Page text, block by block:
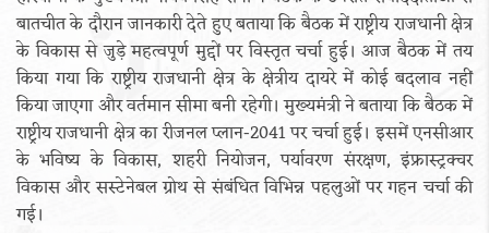
बातचीत के दौरान जानकारी देते हुए बताया कि बैठक में राष्ट्रीय राजधानी क्षेत्र
के विकास से जुड़े महत्वपूर्ण मुद्दों पर विस्तृत चर्चा हुई। आज बैठक में तय
किया गया कि राष्ट्रीय राजधानी क्षेत्र के क्षेत्रीय दायरे में कोई बदलाव नहीं
किया जाएगा और वर्तमान सीमा बनी रहेगी। मुख्यमंत्री ने बताया कि बैठक में
राष्ट्रीय राजधानी क्षेत्र का रीजनल प्लान-2041 पर चर्चा हुई। इसमें एनसीआर
के भविष्य के विकास, शहरी नियोजन, पर्यावरण संरक्षण, इंफ्रास्ट्रक्चर
विकास और सस्टेनेबल ग्रोथ से संबंधित विभिन्न पहलुओं पर गहन चर्चा की
गई।